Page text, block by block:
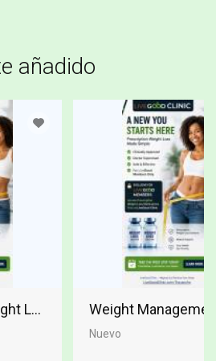
añadido
Loss JourneyWeight
Nuevo